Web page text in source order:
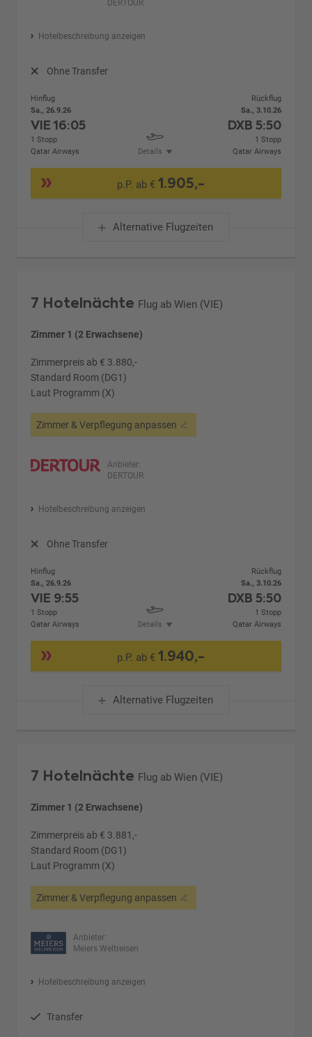
DERTOUR
Hotelbeschreibung anzeigen
Ohne Transfer
Hinflug
Sa., 26.9.26
VIE16:05
1 Stopp
Qatar Airways
Details
Rückflug
Sa., 3.10.26
DXB 5:50
1 Stopp
Qatar Airways
p.P. ab €1.905,-
Alternative Flugzeiten
7 Hotelnächte Flug ab Wien (VIE)
Zimmer 1 (2 Erwachsene)
Zimmerpreis ab € 3.880,-
Standard Room (DG1)
Laut Programm (X)
Zimmer & Verpflegung anpassen
Anbieter:
DERTOUR
Hotelbeschreibung anzeigen
Ohne Transfer
Hinflug
Sa., 26.9.26
VIE 9:55
1 Stopp
Qatar Airways
Details
Rückflug
Sa., 3.10.26
DXB 5:50
1 Stopp
Qatar Airways
p.P. ab €1.940,-
Alternative Flugzeiten
7 Hotelnächte Flug ab Wien (VIE)
Zimmer 1 (2 Erwachsene)
Zimmerpreis ab € 3.881,-
Standard Room (DG1)
Laut Programm (X)
Zimmer & Verpflegung anpassen
Anbieter:
Meiers Weltreisen
Hotelbeschreibung anzeigen
Transfer